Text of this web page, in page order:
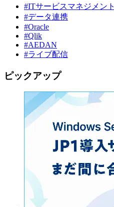
#ITサービスマネジメント
#データ連携
#Oracle
#Qlik
#AEDAN
#ライブ配信
ピックアップ